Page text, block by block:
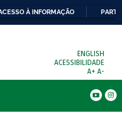
À INFORMAÇÃO
ENGLISH
ACESSIBILIDADE
A+ A-